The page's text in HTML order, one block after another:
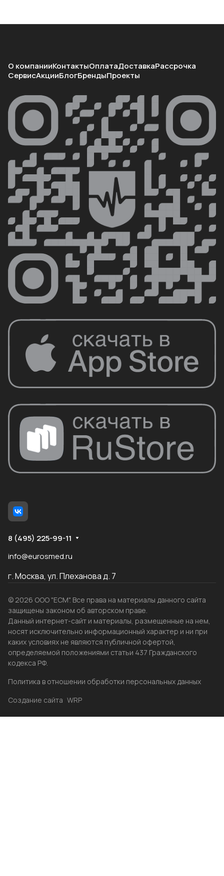
О компанииКонтактыОплатаДоставкаРассрочка
СервисАкцииБлогБрендыПроекты
8 (495) 225-99-11
info@eurosmed.ru
г. Москва, ул. Плеханова д. 7
© 2026 ООО "ЕСМ". Все права на материалы данного сайта
защищены законом об авторском праве.
Данный интернет-сайт и материалы, размещенные на нем,
носят исключительно информационный характер и ни при
каких условиях не являются публичной офертой,
определяемой положениями статьи 437 Гражданского
кодекса РФ.
Политика в отношении обработки персональных данных
Создание сайта WRP